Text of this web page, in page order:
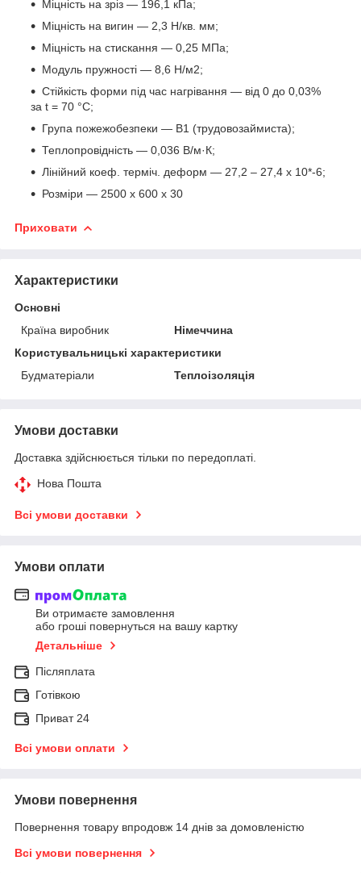
Міцність на зріз — 196,1 кПа;
Міцність на вигин — 2,3 Н/кв. мм;
Міцність на стискання — 0,25 МПа;
Модуль пружності — 8,6 Н/м2;
Стійкість форми під час нагрівання — від 0 до 0,03%
за t = 70 °C;
Група пожежобезпеки — В1 (трудовозаймиста);
Теплопровідність — 0,036 В/м·К;
Лінійний коеф. терміч. деформ — 27,2 – 27,4 х 10*-6;
Розміри — 2500 х 600 х 30
Приховати
Характеристики
Основні
Країна виробник
Німеччина
Користувальницькі характеристики
Будматеріали
Теплоізоляція
Умови доставки
Доставка здійснюється тільки по передоплаті.
Нова Пошта
Всі умови доставки
Умови оплати
Ви отримаєте замовлення
або гроші повернуться на вашу картку
Детальніше
Післяплата
Готівкою
Приват 24
Всі умови оплати
Умови повернення
Повернення товару впродовж 14 днів за домовленістю
Всі умови повернення